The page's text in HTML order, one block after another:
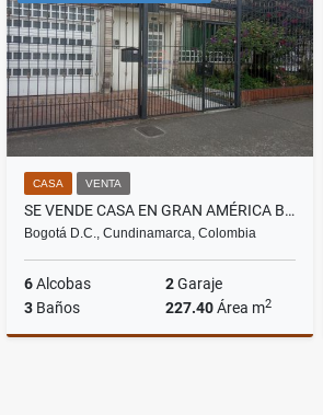
CASA VENTA
SE VENDE CASA EN GRAN AMÉRICA BOGOTÁ
Bogotá D.C., Cundinamarca, Colombia
6Alcobas 2Garaje
3Baños 227.40Área m2